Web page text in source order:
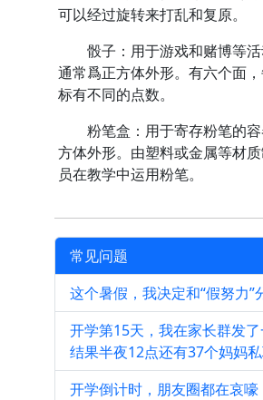
可以经过旋转来打乱和复原。
骰子：用于游戏和赌博等活
通常爲正方体外形。有六个面
标有不同的点数。
粉笔盒：用于寄存粉笔的
方体外形。由塑料或金属等材
员在教学中运用粉笔。
常见问题
这个暑假，我决定和“假努力”
开学第15天，我在家长群发了
结果半夜12点还有37个妈妈
开学倒计时，朋友圈都在哀嚎